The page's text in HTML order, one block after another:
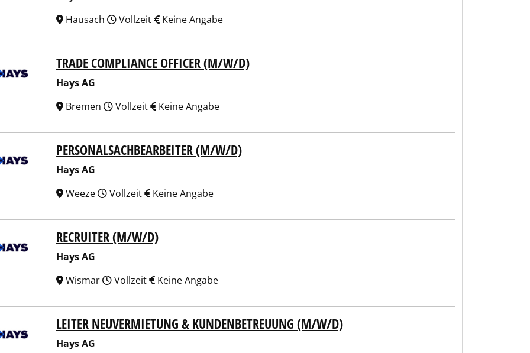
Hausach
Vollzeit Keine Angabe
TRADE COMPLIANCE OFFICER (M/W/D)
Hays AG
Bremen
Vollzeit Keine Angabe
PERSONALSACHBEARBEITER (M/W/D)
Hays AG
Weeze
Vollzeit Keine Angabe
RECRUITER (M/W/D)
Hays AG
Wismar
Vollzeit Keine Angabe
LEITER NEUVERMIETUNG & KUNDENBETREUUNG (M/W/D)
Hays AG